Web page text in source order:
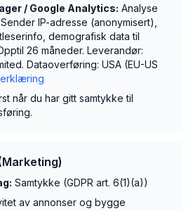
/ Google Analytics: Analyse
IP-adresse (anonymisert),
demografisk data til
26 måneder. Leverandør:
Dataoverføring: USA (EU-US
når du har gitt samtykke til
Samtykke (GDPR art. 6(1)(a))
av annonser og bygge